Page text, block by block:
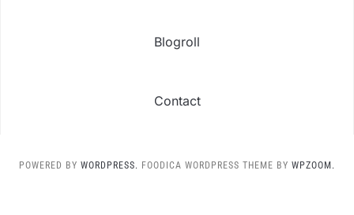
Blogroll
Contact
POWERED BY WORDPRESS. FOODICA WORDPRESS THEME BY WPZOOM.